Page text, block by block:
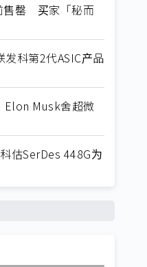
售罄 买家「秘而
科第2代ASIC产品
Musk舍超微
估SerDes 448G为